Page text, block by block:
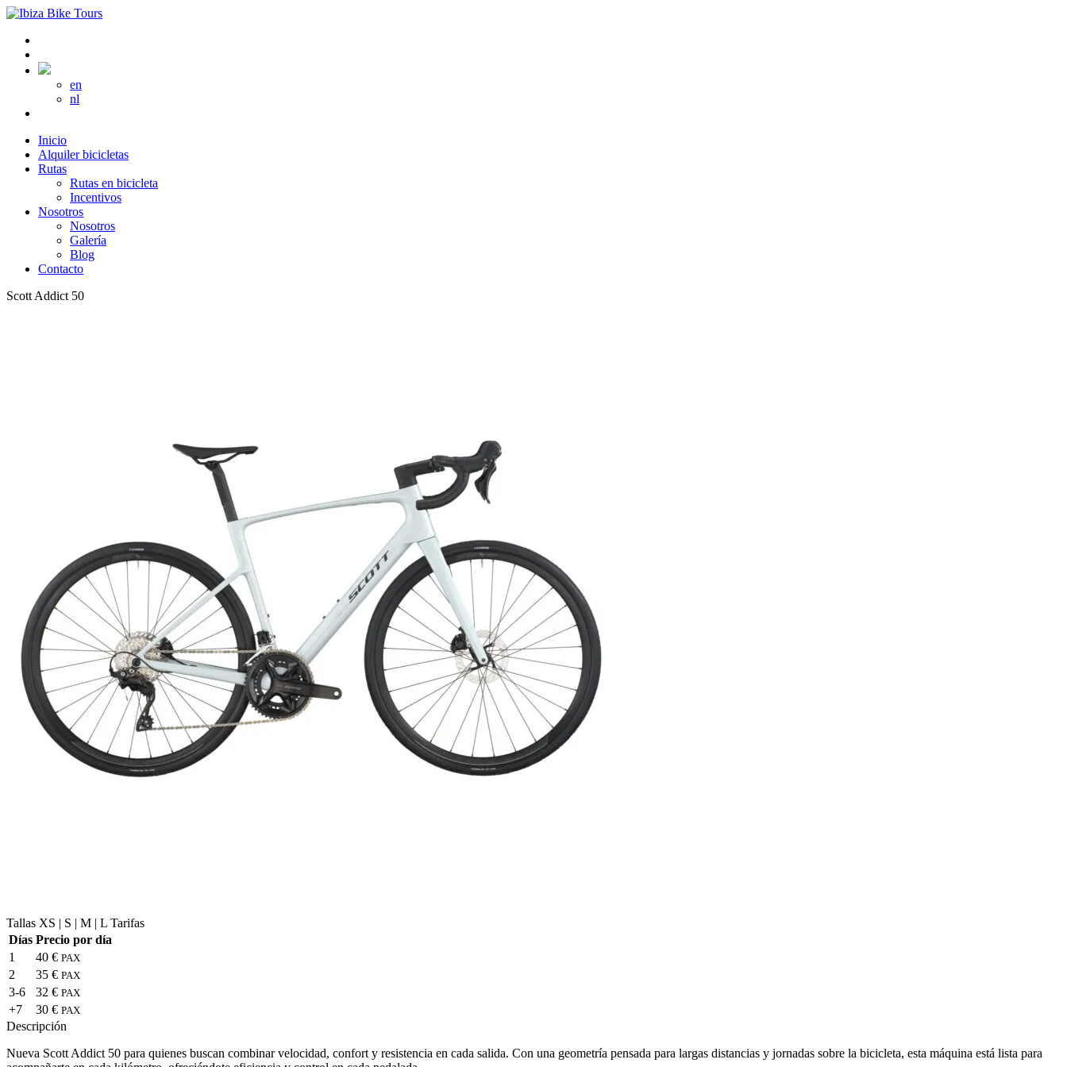
en
nl
Inicio
Alquiler bicicletas
Rutas
Rutas en bicicleta
Incentivos
Nosotros
Nosotros
Galería
Blog
Contacto
Scott Addict 50
Tallas XS | S | M | L Tarifas
Días Precio por día
1
40 € PAX
2 35 € PAX
3-6 32 € PAX
+7 30 € PAX
Descripción
Nueva Scott Addict 50 para quienes buscan combinar velocidad, confort y resistencia en cada salida. Con una geometría pensada para largas distancias y jornadas sobre la bicicleta, esta máquina está lista para